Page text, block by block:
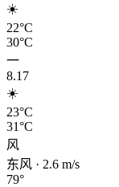
☀️
22°C
30°C
一
8.17
☀️
23°C
31°C
风
东风 · 2.6 m/s
79°